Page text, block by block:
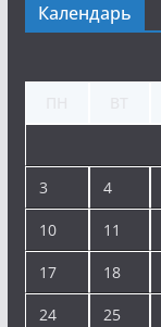
Календарь
3 4
10 11
17 18
24 25